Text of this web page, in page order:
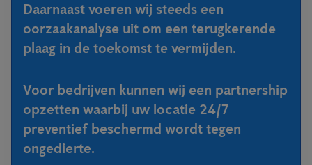
Daarnaast voeren wij steeds een
oorzaakanalyse uit om een terugkerende
plaag in de toekomst te vermijden.
Voor bedrijven kunnen wij een partnership
opzetten waarbij uw locatie 24/7
preventief beschermd wordt tegen
ongedierte.